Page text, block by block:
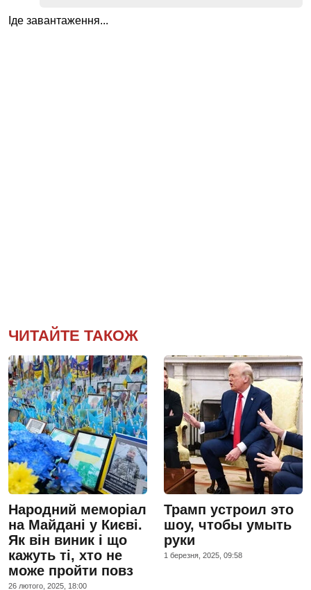
Іде завантаження...
ЧИТАЙТЕ ТАКОЖ
Народний меморіал
на Майдані у Києві.
Як він виник і що
кажуть ті, хто не
може пройти повз
26 лютого, 2025, 18:00
Трамп устроил это
шоу, чтобы умыть
руки
1 березня, 2025, 09:58